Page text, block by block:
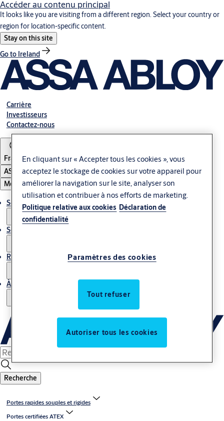
Accéder au contenu principal
It looks like you are visiting from a different region. Select your country or
region for location-specific content.
Stay on this site
Go to Ireland
Carrière
Investisseurs
Contactez-nous
France
ASSA ABLOY Group
Menu
Solutions
Service
Reportages
À propos de nous
Recherche
Portes rapides souples et rigides
Portes certifiées ATEX
En cliquant sur « Accepter tous les cookies », vous
acceptez le stockage de cookies sur votre appareil pour
améliorer la navigation sur le site, analyser son
utilisation et contribuer à nos efforts de marketing.
Politique relative aux cookies Déclaration de
confidentialité
Paramètres des cookies
Tout refuser
Autoriser tous les cookies